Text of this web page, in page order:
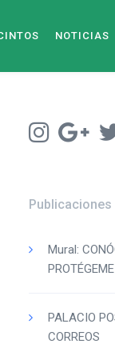
NOTICIAS
Mural:
PROTÉGEME
PALACIO
CORREOS